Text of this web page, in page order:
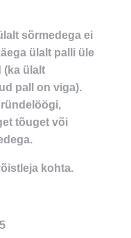
sõrmedega ei
ülalt palli üle
(ka ülalt
pall on viga).
tõuget või
kohta.